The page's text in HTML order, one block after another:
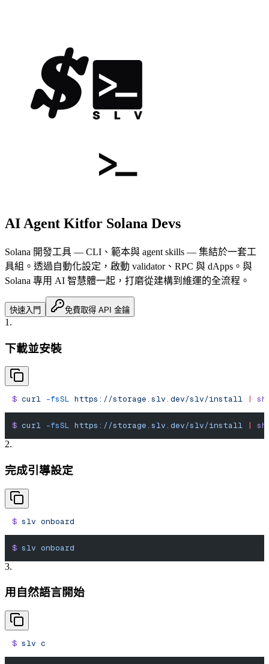
AI Agent Kitfor Solana Devs
Solana 開發工具 — CLI、範本與 agent skills — 集結於一套工
具組。 透過自動化設定，啟動 validator、RPC 與 dApps。 與
Solana 專用 AI 智慧體一起，打磨從建構到維運的全流程。
快速入門 免費取得 API 金鑰
1.
下載並安裝
$ curl -fsSL https://storage.slv.dev/slv/install | sh
$ curl -fsSL https://storage.slv.dev/slv/install |
sh
2.
完成引導設定
$ slv onboard
$ slv onboard
3.
用自然語言開始
$ slv c